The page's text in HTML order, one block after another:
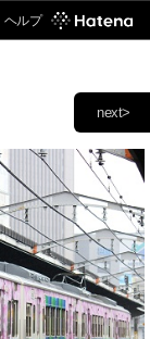
ヘルプ
next>